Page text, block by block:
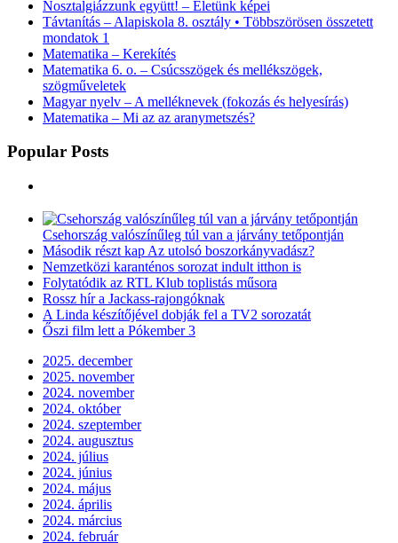
Nosztalgiázzunk együtt! – Életünk képei
Távtanítás – Alapiskola 8. osztály • Többszörösen összetett
mondatok 1
Matematika – Kerekítés
Matematika 6. o. – Csúcsszögek és mellékszögek,
szögműveletek
Magyar nyelv – A melléknevek (fokozás és helyesírás)
Matematika – Mi az az aranymetszés?
Popular Posts
Csehország valószínűleg túl van a járvány tetőpontján
Második részt kap Az utolsó boszorkányvadász?
Nemzetközi karanténos sorozat indult itthon is
Folytatódik az RTL Klub toplistás műsora
Rossz hír a Jackass-rajongóknak
A Linda készítőjével dobják fel a TV2 sorozatát
Őszi film lett a Pókember 3
2025. december
2025. november
2024. november
2024. október
2024. szeptember
2024. augusztus
2024. július
2024. június
2024. május
2024. április
2024. március
2024. február